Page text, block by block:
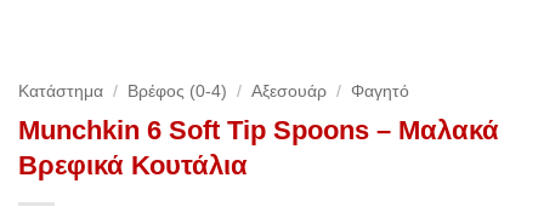
Κατάστημα / Βρέφος (0-4) / Αξεσουάρ / Φαγητό
Munchkin 6 Soft Tip Spoons – Μαλακά
Βρεφικά Κουτάλια